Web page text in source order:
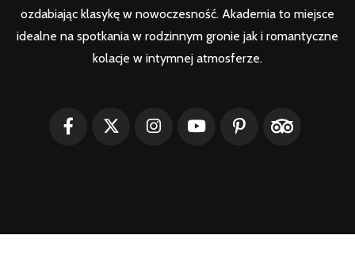
ozdabiając klasykę w nowoczesność. Akademia to miejsce
idealne na spotkania w rodzinnym gronie jak i romantyczne
kolacje w intymnej atmosferze.